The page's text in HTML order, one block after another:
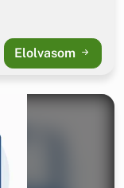
Elolvasom